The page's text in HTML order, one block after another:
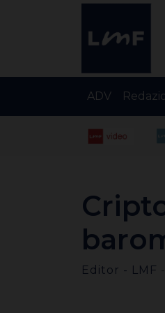
ADV
Editor - LMF